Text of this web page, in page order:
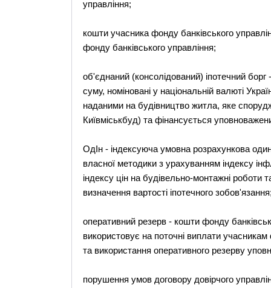
управління;
кошти учасника фонду банківського
фонду банківського управління;
об'єднаний (консолідований) іпотечний
суму, номіновані у національній валюті
наданими на будівництво житла, яке
Київміськбуд) та фінансується
ОдІн - індексуюча умовна розрахункова
власної методики з урахуванням індексу
індексу цін на будівельно-монтажні роботи
визначення вартості іпотечного
оперативний резерв - кошти фонду
використовує на поточні виплати
та використання оперативного резерву
порушення умов договору довірчого